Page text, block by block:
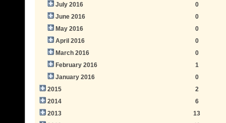
July 2016
0
June 2016
0
May 2016
0
April 2016
0
March 2016
0
February 2016
1
January 2016
0
2015
2
2014
6
2013
13